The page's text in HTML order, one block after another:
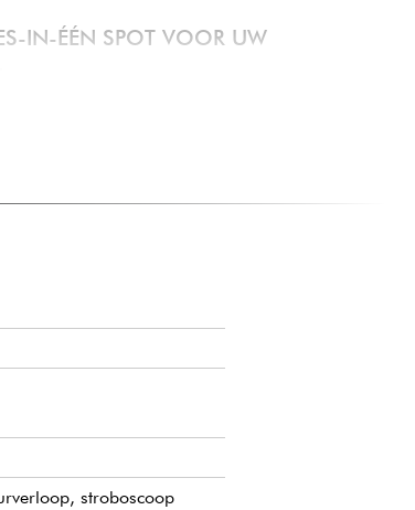
IN-ÉÉN SPOT VOOR UW
het ingenieuze ontwerp, de rijke effecten
must-have voor het creëren van feestelijke,
stroboscoop